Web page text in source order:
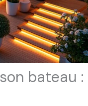
bateau :